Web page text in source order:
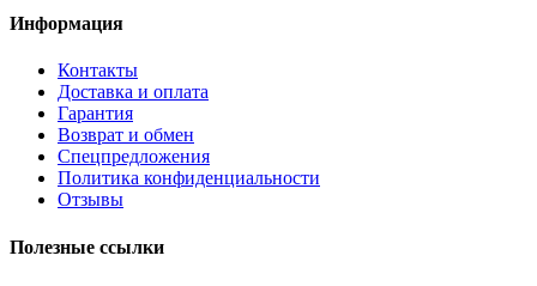
Информация
Контакты
Доставка и оплата
Гарантия
Возврат и обмен
Спецпредложения
Политика конфиденциальности
Отзывы
Полезные ссылки